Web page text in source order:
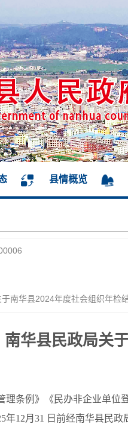
县情概览
华县2024年度社会组织年检
南华县民政局关
理条例》《民办非企业单位
年12月31 日前经南华县民